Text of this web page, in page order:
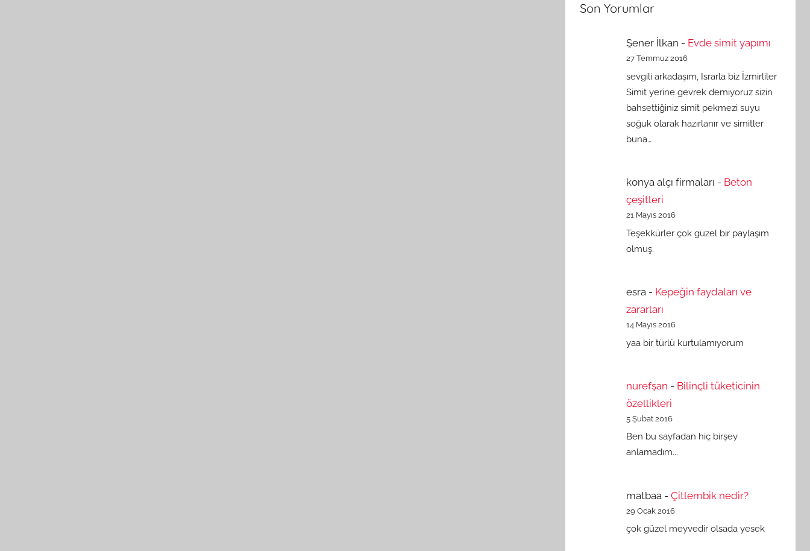
Son Yorumlar
Şener İlkan - Evde simit yapımı
27 Temmuz 2016
sevgili arkadaşım, Israrla biz İzmirliler
Simit yerine gevrek demiyoruz sizin
bahsettiğiniz simit pekmezi suyu
soğuk olarak hazırlanır ve simitler
buna…
konya alçı firmaları - Beton
çeşitleri
21 Mayıs 2016
Teşekkürler çok güzel bir paylaşım
olmuş.
esra- Kepeğin faydaları ve
zararları
14 Mayıs 2016
yaa bir türlü kurtulamıyorum
nurefşan - Bilinçli tüketicinin
özellikleri
5 Şubat 2016
Ben bu sayfadan hiç birşey
anlamadım...
matbaa- Çitlembik nedir?
29 Ocak 2016
çok güzel meyvedir olsada yesek